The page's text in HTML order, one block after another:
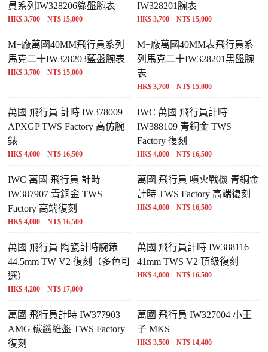
員系列IW328206綠盤腕表
HK$ 3,700 NT$ 15,000
IW328201腕表
HK$ 3,700 NT$ 15,000
M+廠萬國40MM飛行員系列
馬克二十IW328203藍盤腕表
HK$ 3,700 NT$ 15,000
M+廠萬國40MM表飛行員系
列馬克二十IW328201黑盤腕
表
HK$ 3,700 NT$ 15,000
萬國 飛行員 計時 IW378009
APXGP TWS Factory 高仿腕
錶
HK$ 4,000 NT$ 16,500
IWC 萬國 飛行員計時
IW388109 青銅金 TWS
Factory 復刻
HK$ 4,000 NT$ 16,500
IWC 萬國 飛行員 計時
IW387907 青銅金 TWS
Factory 高端復刻
HK$ 4,000 NT$ 16,500
萬國 飛行員 噴火戰機 青銅金
計時 TWS Factory 高端復刻
HK$ 4,000 NT$ 16,500
萬國 飛行員 陶瓷計時腕錶
44.5mm TW V2 復刻（多色可
選）
HK$ 4,200 NT$ 17,000
萬國 飛行員計時 IW388116
41mm TWS V2 頂級復刻
HK$ 4,000 NT$ 16,500
萬國 飛行員計時 IW377903
AMG 碳纖維盤 TWS Factory
復刻
萬國 飛行員 IW327004 小王
子 MKS
HK$ 3,500 NT$ 14,400